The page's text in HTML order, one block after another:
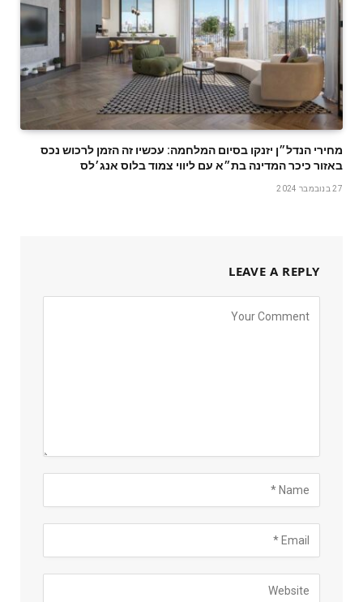
מחירי הנדל״ן יזנקו בסיום המלחמה: עכשיו זה הזמן לרכוש נכס
באזור כיכר המדינה בת״א עם ליווי צמוד בלוס אנג׳לס
27 בנובמבר 2024
LEAVE A REPLY